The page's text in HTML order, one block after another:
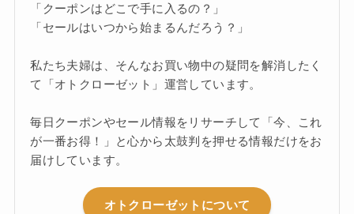
「クーポンはどこで手に入るの？」
「セールはいつから始まるんだろう？」
私たち夫婦は、そんなお買い物中の疑問を解消したく
て「オトクローゼット」運営しています。
毎日クーポンやセール情報をリサーチして「今、これ
が一番お得！」と心から太鼓判を押せる情報だけをお
届けしています。
オトクローゼットについて